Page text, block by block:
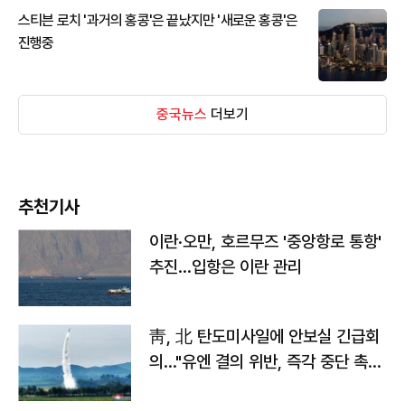
스티븐 로치 '과거의 홍콩'은 끝났지만 '새로운 홍콩'은
진행중
중국뉴스 더보기
추천기사
이란·오만, 호르무즈 '중앙항로 통항'
추진…입항은 이란 관리
靑, 北 탄도미사일에 안보실 긴급회
의…"유엔 결의 위반, 즉각 중단 촉